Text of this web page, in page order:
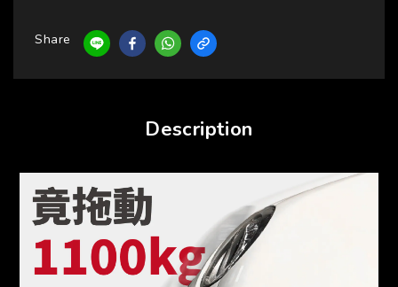
Share
Description